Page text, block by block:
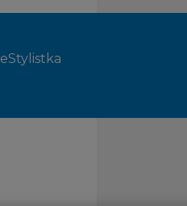
Stylistka